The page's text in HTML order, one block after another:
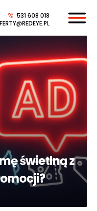
531 608 018
świetlną z